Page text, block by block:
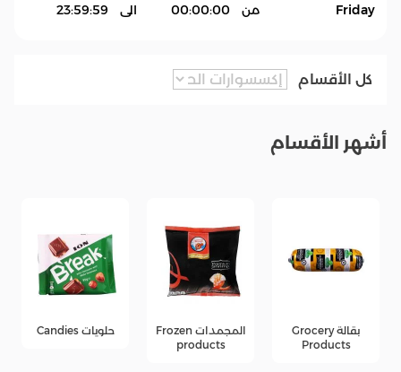
Friday
من 00:00:00 الى 23:59:59
كل الأقسام
أشهر الأقسام
المجمدات Frozen
products
حلويات Candies
جبن Cheese